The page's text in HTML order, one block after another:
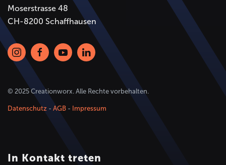
Moserstrasse 48
CH-8200 Schaffhausen
© 2025 Creationworx. Alle Rechte vorbehalten.
Datenschutz - AGB - Impressum
In Kontakt treten